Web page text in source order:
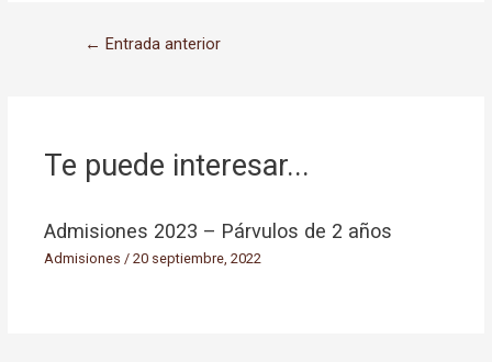
← Entrada anterior
Te puede interesar...
Admisiones 2023 – Párvulos de 2 años
Admisiones /20 septiembre, 2022